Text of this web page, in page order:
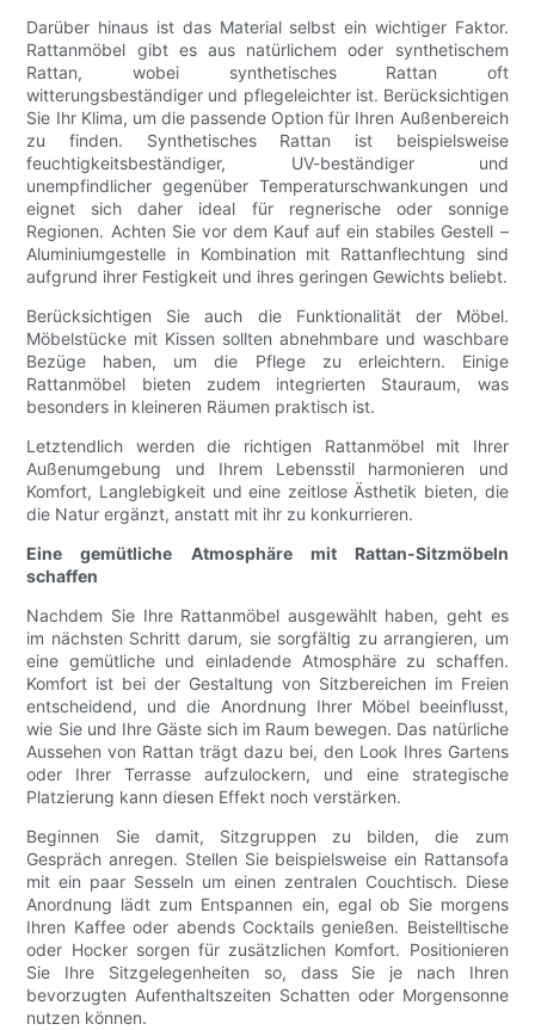
Darüber hinaus ist das Material selbst ein wichtiger Faktor.
Rattanmöbel gibt es aus natürlichem oder synthetischem
Rattan, wobei synthetisches Rattan oft
witterungsbeständiger und pflegeleichter ist. Berücksichtigen
Sie Ihr Klima, um die passende Option für Ihren Außenbereich
zu finden. Synthetisches Rattan ist beispielsweise
feuchtigkeitsbeständiger, UV-beständiger und
unempfindlicher gegenüber Temperaturschwankungen und
eignet sich daher ideal für regnerische oder sonnige
Regionen. Achten Sie vor dem Kauf auf ein stabiles Gestell –
Aluminiumgestelle in Kombination mit Rattanflechtung sind
aufgrund ihrer Festigkeit und ihres geringen Gewichts beliebt.
Berücksichtigen Sie auch die Funktionalität der Möbel.
Möbelstücke mit Kissen sollten abnehmbare und waschbare
Bezüge haben, um die Pflege zu erleichtern. Einige
Rattanmöbel bieten zudem integrierten Stauraum, was
besonders in kleineren Räumen praktisch ist.
Letztendlich werden die richtigen Rattanmöbel mit Ihrer
Außenumgebung und Ihrem Lebensstil harmonieren und
Komfort, Langlebigkeit und eine zeitlose Ästhetik bieten, die
die Natur ergänzt, anstatt mit ihr zu konkurrieren.
Eine gemütliche Atmosphäre mit Rattan-Sitzmöbeln
schaffen
Nachdem Sie Ihre Rattanmöbel ausgewählt haben, geht es
im nächsten Schritt darum, sie sorgfältig zu arrangieren, um
eine gemütliche und einladende Atmosphäre zu schaffen.
Komfort ist bei der Gestaltung von Sitzbereichen im Freien
entscheidend, und die Anordnung Ihrer Möbel beeinflusst,
wie Sie und Ihre Gäste sich im Raum bewegen. Das natürliche
Aussehen von Rattan trägt dazu bei, den Look Ihres Gartens
oder Ihrer Terrasse aufzulockern, und eine strategische
Platzierung kann diesen Effekt noch verstärken.
Beginnen Sie damit, Sitzgruppen zu bilden, die zum
Gespräch anregen. Stellen Sie beispielsweise ein Rattansofa
mit ein paar Sesseln um einen zentralen Couchtisch. Diese
Anordnung lädt zum Entspannen ein, egal ob Sie morgens
Ihren Kaffee oder abends Cocktails genießen. Beistelltische
oder Hocker sorgen für zusätzlichen Komfort. Positionieren
Sie Ihre Sitzgelegenheiten so, dass Sie je nach Ihren
bevorzugten Aufenthaltszeiten Schatten oder Morgensonne
nutzen können.